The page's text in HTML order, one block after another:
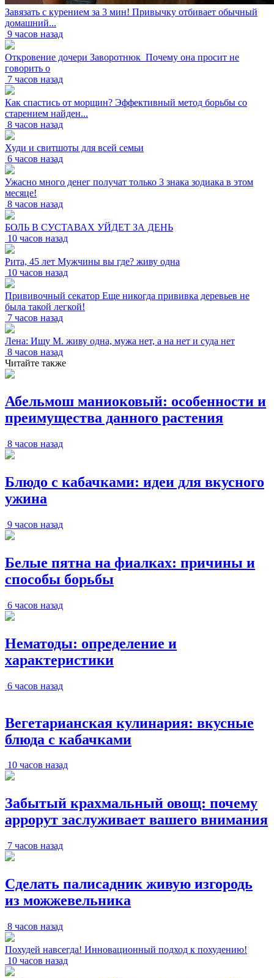
Завязать с курением за 3 мин! Привычку отбивает обычный
домашний...
9 часов назад
Откровение дочери Заворотнюк_Почему она просит не
говорить о
7 часов назад
Как спастись от морщин? Эффективный метод борьбы со
старением найден...
8 часов назад
Худи и свитшоты для всей семьи
6 часов назад
Ужасно много денег получат только 3 знака зодиака в этом
месяце!
8 часов назад
БОЛЬ В СУСТАВАХ УЙДЕТ ЗА ДЕНЬ
10 часов назад
Рита, 45 лет Мужчины вы где? живу одна
10 часов назад
Прививочный секатор Еще никогда прививка деревьев не
была такой легкой!
7 часов назад
Лена: Ищу М. живу одна, мужа нет, а на нет и суда нет
8 часов назад
Читайте также
Абельмош маниоковый: особенности и
преимущества данного растения
8 часов назад
Блюдо с кабачками: идеи для вкусного
ужина
9 часов назад
Белые пятна на фиалках: причины и
способы борьбы
6 часов назад
Нематоды: определение и
характеристики
6 часов назад
Вегетарианская кулинария: вкусные
блюда с кабачками
10 часов назад
Забытый крахмальный овощ: почему
аррорут заслуживает вашего внимания
7 часов назад
Сделать палисадник живую изгородь
из можжевельника
8 часов назад
Похудей навсегда! Инновационный подход к похудению!
10 часов назад